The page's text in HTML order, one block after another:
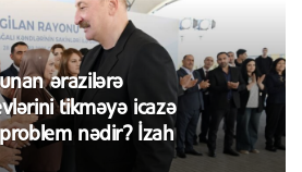
ərazilərə
tikməyə icazə
nədir? İzah